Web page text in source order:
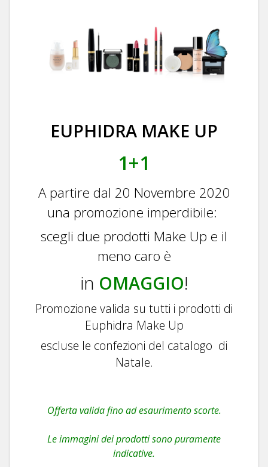
EUPHIDRA MAKE UP
1+1
A partire dal 20 Novembre 2020
una promozione imperdibile:
scegli due prodotti Make Up e il
meno caro è
in OMAGGIO!
Promozione valida su tutti i prodotti di
Euphidra Make Up
escluse le confezioni del catalogo di
Natale.
Offerta valida fino ad esaurimento scorte.
Le immagini dei prodotti sono puramente
indicative.